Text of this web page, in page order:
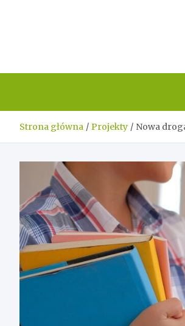
Strona główna Projekty Nowa